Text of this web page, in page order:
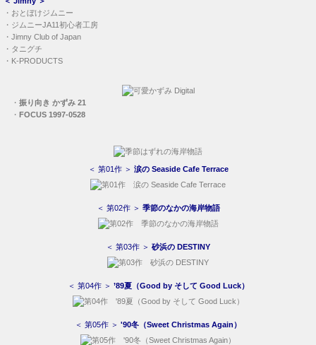
・ おとぼけジムニー
・ ジムニーJA11初心者工房
・ Jimny Club of Japan
・ タニグチ
・ K-PRODUCTS
・ 振り向き かずみ 21
・ FOCUS 1997-0528
＜ 第01作 ＞ 涙の Seaside Cafe Terrace
＜ 第02作 ＞ 季節のなかの海岸物語
＜ 第03作 ＞ 砂浜の DESTINY
＜ 第04作 ＞ ’89夏（Good by そして Good Luck）
＜ 第05作 ＞ '90冬（Sweet Christmas Again）